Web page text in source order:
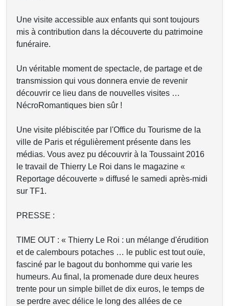
Une visite accessible aux enfants qui sont toujours
mis à contribution dans la découverte du patrimoine
funéraire.
Un véritable moment de spectacle, de partage et de
transmission qui vous donnera envie de revenir
découvrir ce lieu dans de nouvelles visites …
NécroRomantiques bien sûr !
Une visite plébiscitée par l'Office du Tourisme de la
ville de Paris et régulièrement présente dans les
médias. Vous avez pu découvrir à la Toussaint 2016
le travail de Thierry Le Roi dans le magazine «
Reportage découverte » diffusé le samedi après-midi
sur TF1.
PRESSE :
TIME OUT : « Thierry Le Roi : un mélange d'érudition
et de calembours potaches … le public est tout ouïe,
fasciné par le bagout du bonhomme qui varie les
humeurs. Au final, la promenade dure deux heures
trente pour un simple billet de dix euros, le temps de
se perdre avec délice le long des allées de ce